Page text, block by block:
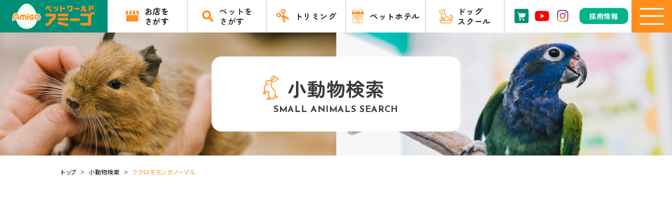
お店を
さがす
ペットを
さがす
トリミング ペットホテル
ドッグ
スクール
採用情報
小動物検索
SMALL ANIMALS SEARCH
トップ 小動物検索 フクロモモンガノーマル